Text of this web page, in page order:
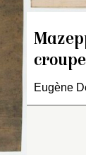
Eugène